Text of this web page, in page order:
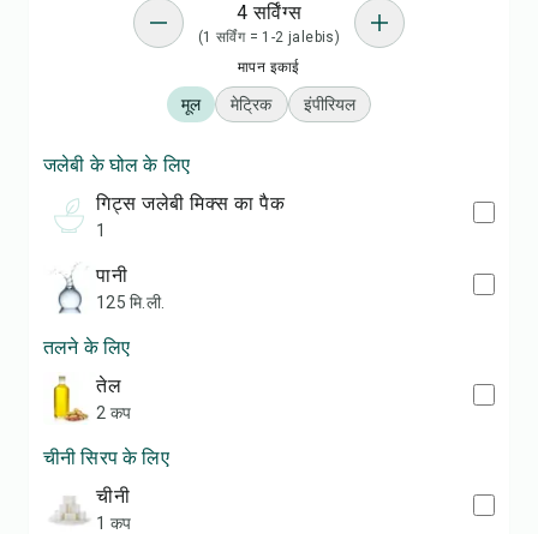
4 सर्विंग्स
(1 सर्विंग = 1-2 jalebis)
मापन इकाई
मूल मेट्रिक इंपीरियल
जलेबी के घोल के लिए
गिट्स जलेबी मिक्स का पैक
1
पानी
125 मि.ली.
तलने के लिए
तेल
2 कप
चीनी सिरप के लिए
चीनी
1 कप